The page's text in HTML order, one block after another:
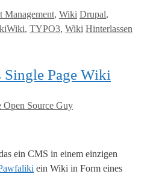
Management, Wiki Tags
Drupal,
, TYPO3, Wiki Hinterlassen
Page Wiki
Open Source Guy
ein CMS in einem einzigen
ein Wiki in Form eines